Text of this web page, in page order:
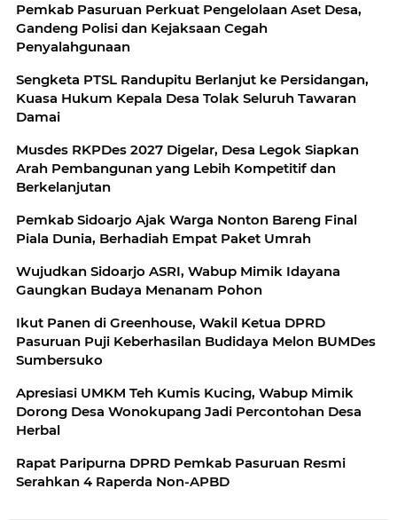
Pemkab Pasuruan Perkuat Pengelolaan Aset Desa,
Gandeng Polisi dan Kejaksaan Cegah
Penyalahgunaan
Sengketa PTSL Randupitu Berlanjut ke Persidangan,
Kuasa Hukum Kepala Desa Tolak Seluruh Tawaran
Damai
Musdes RKPDes 2027 Digelar, Desa Legok Siapkan
Arah Pembangunan yang Lebih Kompetitif dan
Berkelanjutan
Pemkab Sidoarjo Ajak Warga Nonton Bareng Final
Piala Dunia, Berhadiah Empat Paket Umrah
Wujudkan Sidoarjo ASRI, Wabup Mimik Idayana
Gaungkan Budaya Menanam Pohon
Ikut Panen di Greenhouse, Wakil Ketua DPRD
Pasuruan Puji Keberhasilan Budidaya Melon BUMDes
Sumbersuko
Apresiasi UMKM Teh Kumis Kucing, Wabup Mimik
Dorong Desa Wonokupang Jadi Percontohan Desa
Herbal
Rapat Paripurna DPRD Pemkab Pasuruan Resmi
Serahkan 4 Raperda Non-APBD